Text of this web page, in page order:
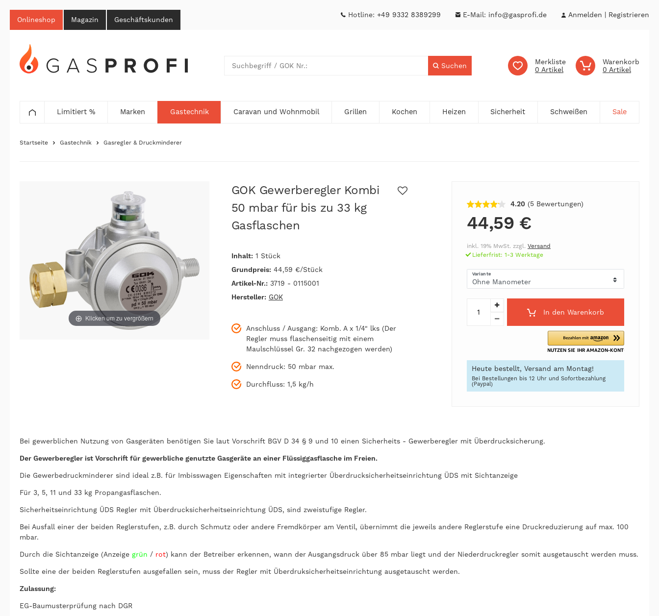
Onlineshop Magazin Geschäftskunden
Hotline: +49 9332 8389299 E-Mail: info@gasprofi.de Anmelden Registrieren
Merkliste
0
Warenkorb
0
Suchen
Limitiert % Marken Gastechnik Caravan und Wohnmobil Grillen Kochen Heizen Sicherheit Schweißen Sale
Startseite Gastechnik Gasregler & Druckminderer
Klicken um zu vergrößern
GOK Gewerberegler Kombi
50 mbar für bis zu 33 kg
Gasflaschen
Inhalt:1 Stück
Grundpreis:44,59 €/Stück
Artikel-Nr.:3719 - 0115001
Hersteller: GOK
Anschluss / Ausgang: Komb. A x 1/4" lks (Der
Regler muss flaschenseitig mit einem
Maulschlüssel Gr. 32 nachgezogen werden)
Nenndruck: 50 mbar max.
Durchfluss: 1,5 kg/h
4.20 (5Bewertungen)
44,59 €
Variante
In den Warenkorb
inkl. 19% MwSt. zzgl. Versand
Lieferfrist: 1-3 Werktage
Heute bestellt, Versand am Montag!
Bei Bestellungen bis 12 Uhr und Sofortbezahlung
(Paypal)
Bei gewerblichen Nutzung von Gasgeräten benötigen Sie laut Vorschrift BGV D 34 § 9 und 10 einen Sicherheits - Gewerberegler mit Überdrucksicherung.
Der Gewerberegler ist Vorschrift für gewerbliche genutzte Gasgeräte an einer Flüssiggasflasche im Freien.
Die Gewerbedruckminderer sind ideal z.B. für Imbisswagen Eigenschaften mit integrierter Überdrucksicherheitseinrichtung ÜDS mit Sichtanzeige
Für 3, 5, 11 und 33 kg Propangasflaschen.
Sicherheitseinrichtung ÜDS Regler mit Überdrucksicherheitseinrichtung ÜDS, sind zweistufige Regler.
Bei Ausfall einer der beiden Reglerstufen, z.B. durch Schmutz oder andere Fremdkörper am Ventil, übernimmt die jeweils andere Reglerstufe eine Druckreduzierung auf max. 100
mbar.
Durch die Sichtanzeige (Anzeige grün / rot) kann der Betreiber erkennen, wann der Ausgangsdruck über 85 mbar liegt und der Niederdruckregler somit ausgetauscht werden muss.
Sollte eine der beiden Reglerstufen ausgefallen sein, muss der Regler mit Überdruksicherheitseinrichtung ausgetauscht werden.
Zulassung:
EG-Baumusterprüfung nach DGR